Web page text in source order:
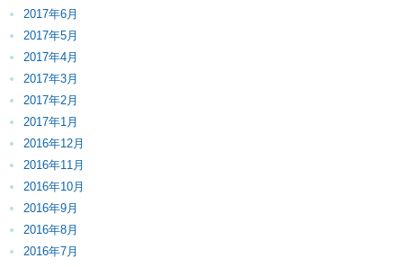
2017年6月
2017年5月
2017年4月
2017年3月
2017年2月
2017年1月
2016年12月
2016年11月
2016年10月
2016年9月
2016年8月
2016年7月